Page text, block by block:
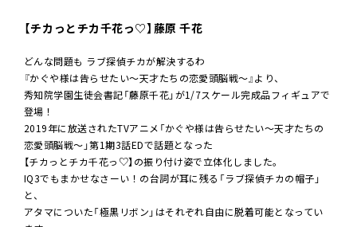
TALKSESSION
Twitter
【チカっとチカ千花っ♡】藤原 千花
どんな問題も ラブ探偵チカが解決するわ
『かぐや様は告らせたい～天才たちの恋愛頭脳戦～』より、
秀知院学園生徒会書記「藤原千花」が1/7スケール完成品フィギュアで
登場！
2019年に放送されたTVアニメ「かぐや様は告らせたい～天才たちの
恋愛頭脳戦～」第1期3話EDで話題となった
【チカっとチカ千花っ♡】の振り付け姿で立体化しました。
IQ3でもまかせなさーい！の台詞が耳に残る「ラブ探偵チカの帽子」
と、
アタマについた「極黒リボン」はそれぞれ自由に脱着可能となってい